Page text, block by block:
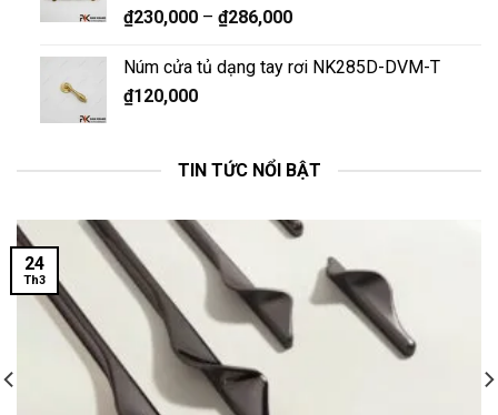
₫230,000– ₫286,000
Núm cửa tủ dạng tay rơi NK285D-DVM-T
₫120,000
TIN TỨC NỔI BẬT
24
Th3